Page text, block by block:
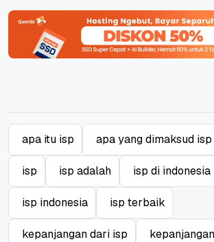
apa itu isp apa yang dimaksud isp
isp isp adalah isp di indonesia
isp indonesia isp terbaik
kepanjangan dari isp